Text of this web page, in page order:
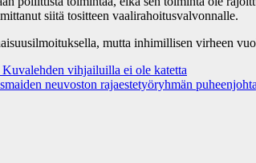
siitä tositteen vaalirahoitusvalvonnalle.
mutta inhimillisen virheen
vihjailuilla ei ole katetta
neuvoston rajaestetyöryhmän